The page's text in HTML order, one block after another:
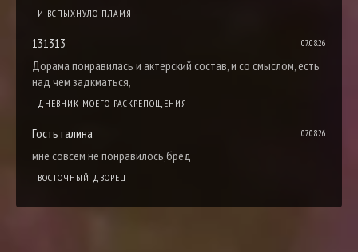
И ВСПЫХНУЛО ПЛАМЯ
131313 07.08.26
Дорама понравилась и актерский состав, и со смыслом, есть
над чем задкматься,
ДНЕВНИК МОЕГО РАСКРЕПОЩЕНИЯ
Гость галина 07.08.26
мне совсем не понравилось,бред
ВОСТОЧНЫЙ ДВОРЕЦ